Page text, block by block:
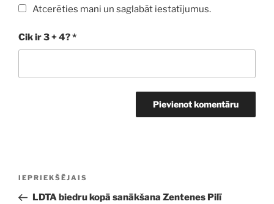
Atcerēties mani un saglabāt iestatījumus.
Cik ir 3 + 4?*
Iepriekšējā
ziņa:
IEPRIEKŠĒJAIS
LDTA biedru kopā sanākšana Zentenes Pilī